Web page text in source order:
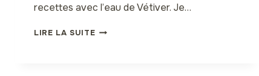
recettes avec l’eau de Vétiver. Je…
LIRE LA SUITE10